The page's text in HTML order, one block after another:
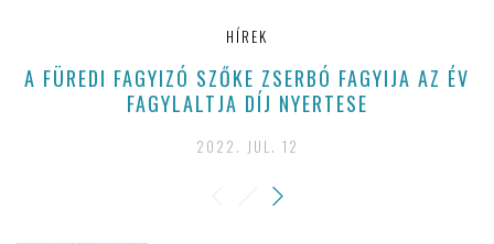
HÍREK
A FÜREDI FAGYIZÓ SZŐKE ZSERBÓ FAGYIJA AZ ÉV
FAGYLALTJA DÍJ NYERTESE
2022. JUL. 12